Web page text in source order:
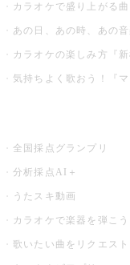
カラオケで盛り上がる曲
あの日、あの時、あの音
カラオケの楽しみ方『新
気持ちよく歌おう！『マ
全国採点グランプリ
分析採点AI＋
うたスキ動画
カラオケで楽器を弾こう
歌いたい曲をリクエスト